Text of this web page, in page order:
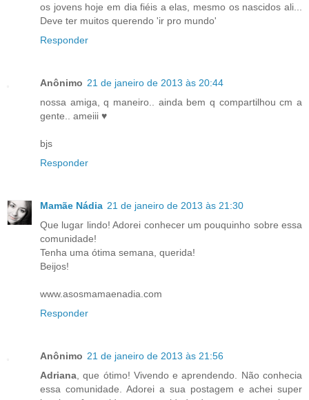
os jovens hoje em dia fiéis a elas, mesmo os nascidos ali...
Deve ter muitos querendo 'ir pro mundo'
Responder
Anônimo 21 de janeiro de 2013 às 20:44
nossa amiga, q maneiro.. ainda bem q compartilhou cm a
gente.. ameiii ♥
bjs
Responder
Mamãe Nádia 21 de janeiro de 2013 às 21:30
Que lugar lindo! Adorei conhecer um pouquinho sobre essa
comunidade!
Tenha uma ótima semana, querida!
Beijos!
www.asosmamaenadia.com
Responder
Anônimo 21 de janeiro de 2013 às 21:56
Adriana , que ótimo! Vivendo e aprendendo. Não conhecia
essa comunidade. Adorei a sua postagem e achei super